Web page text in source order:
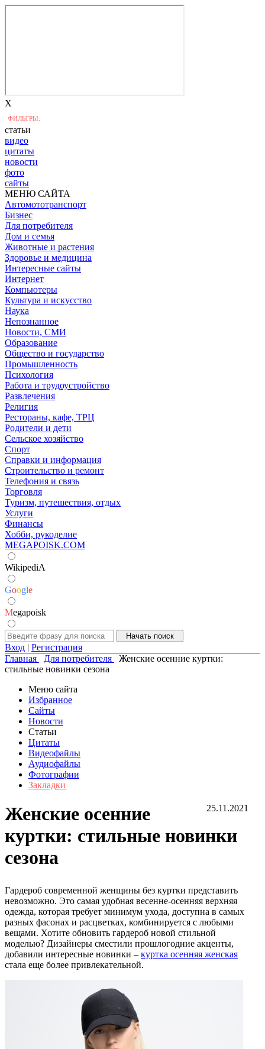
X
ФИЛЬТРЫ:
статьи
видео
цитаты
новости
фото
сайты
МЕНЮ САЙТА
Автомототранспорт
Бизнес
Для потребителя
Дом и семья
Животные и растения
Здоровье и медицина
Интересные сайты
Интернет
Компьютеры
Культура и искусство
Наука
Непознанное
Новости, СМИ
Образование
Общество и государство
Промышленность
Психология
Работа и трудоустройство
Развлечения
Религия
Рестораны, кафе, ТРЦ
Родители и дети
Сельское хозяйство
Спорт
Справки и информация
Строительство и ремонт
Телефония и связь
Торговля
Туризм, путешествия, отдых
Услуги
Финансы
Хобби, рукоделие
MEGAPOISK.COM
WikipediA
Google
Megapoisk
Вход | Регистрация
Главная
Для потребителя
Женские осенние куртки:
стильные новинки сезона
Меню сайта
Избранное
Сайты
Новости
Статьи
Цитаты
Видеофайлы
Аудиофайлы
Фотографии
Закладки
25.11.2021
Женские осенние
куртки: стильные новинки
сезона
Гардероб современной женщины без куртки представить
невозможно. Это самая удобная весенне-осенняя верхняя
одежда, которая требует минимум ухода, доступна в самых
разных фасонах и расцветках, комбинируется с любыми
вещами. Хотите обновить гардероб новой стильной
моделью? Дизайнеры сместили прошлогодние акценты,
добавили интересные новинки – куртка осенняя женская
стала еще более привлекательной.